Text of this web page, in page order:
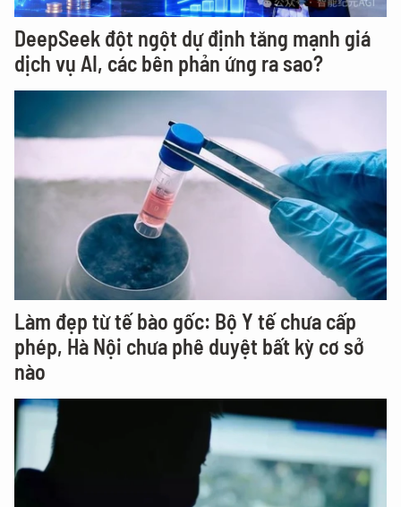
DeepSeek đột ngột dự định tăng mạnh giá
dịch vụ AI, các bên phản ứng ra sao?
Làm đẹp từ tế bào gốc: Bộ Y tế chưa cấp
phép, Hà Nội chưa phê duyệt bất kỳ cơ sở
nào